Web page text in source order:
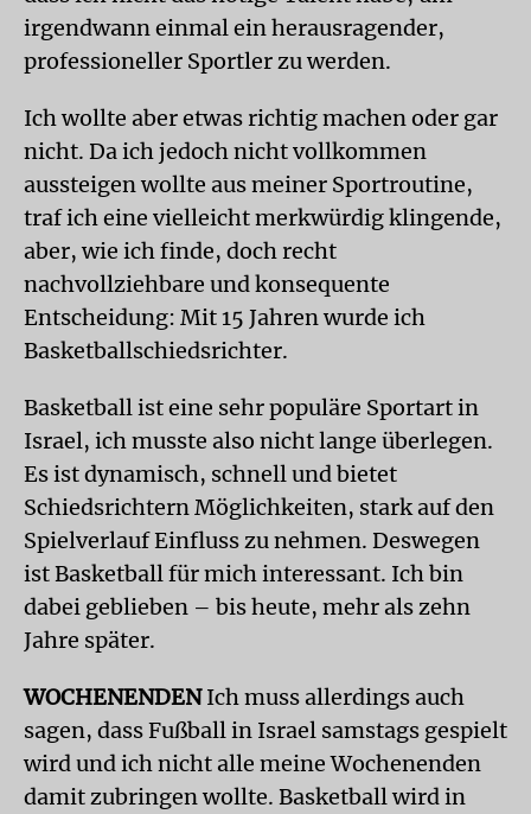
irgendwann einmal ein herausragender,
professioneller Sportler zu werden.
Ich wollte aber etwas richtig machen oder gar
nicht. Da ich jedoch nicht vollkommen
aussteigen wollte aus meiner Sportroutine,
traf ich eine vielleicht merkwürdig klingende,
aber, wie ich finde, doch recht
nachvollziehbare und konsequente
Entscheidung: Mit 15 Jahren wurde ich
Basketballschiedsrichter.
Basketball ist eine sehr populäre Sportart in
Israel, ich musste also nicht lange überlegen.
Es ist dynamisch, schnell und bietet
Schiedsrichtern Möglichkeiten, stark auf den
Spielverlauf Einfluss zu nehmen. Deswegen
ist Basketball für mich interessant. Ich bin
dabei geblieben – bis heute, mehr als zehn
Jahre später.
WOCHENENDENIch muss allerdings auch
sagen, dass Fußball in Israel samstags gespielt
wird und ich nicht alle meine Wochenenden
damit zubringen wollte. Basketball wird in